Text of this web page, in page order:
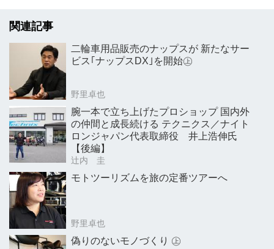
関連記事
二輪車用品販売のナップスが 新たなサー
ビス｢ナップスDX｣を開始㊤
野里卓也
腕一本で立ち上げたプロショップ 国内外
の仲間と成長続ける テクニクス／ナイト
ロンジャパン代表取締役 井上浩伸氏
【後編】
辻内 圭
モトツーリズムを旅の定番ツアーへ
野里卓也
偽りのないモノづくり ㊤